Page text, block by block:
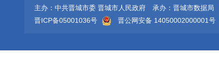
主办：中共晋城市委 晋城市人民政府
承办：晋城市数据局
晋ICP备05001036号
晋公网安备 14050002000001号